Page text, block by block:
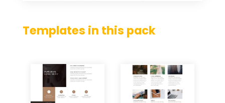
Templates in this pack